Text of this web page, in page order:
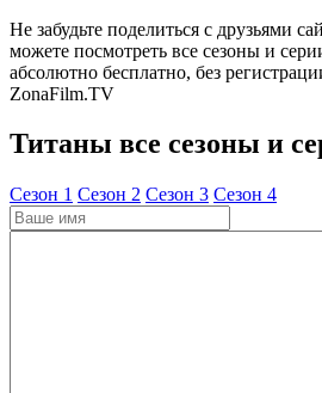
Не забудьте поделиться с друзьями
можете посмотреть все сезоны и
абсолютно бесплатно, без
ZonaFilm.TV
Титаны все сезоны и
Cезон 1 Cезон 2 Cезон 3 Cезон 4